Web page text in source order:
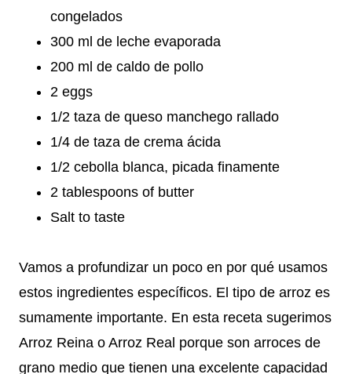
congelados
300 ml de leche evaporada
200 ml de caldo de pollo
2 eggs
1/2 taza de queso manchego rallado
1/4 de taza de crema ácida
1/2 cebolla blanca, picada finamente
2 tablespoons of butter
Salt to taste
Vamos a profundizar un poco en por qué usamos
estos ingredientes específicos. El tipo de arroz es
sumamente importante. En esta receta sugerimos
Arroz Reina o Arroz Real porque son arroces de
grano medio que tienen una excelente capacidad